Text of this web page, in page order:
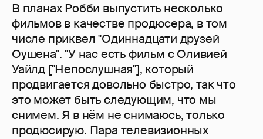
В планах Робби выпустить несколько
фильмов в качестве продюсера, в том
числе приквел "Одиннадцати друзей
Оушена". "У нас есть фильм с Оливией
Уайлд ["Непослушная"], который
продвигается довольно быстро, так что
это может быть следующим, что мы
снимем. Я в нём не снимаюсь, только
продюсирую. Пара телевизионных